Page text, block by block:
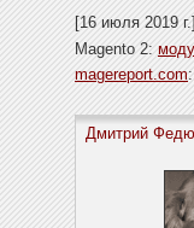
[16 июля 2019
Magento 2:
magereport.com
Дмитрий